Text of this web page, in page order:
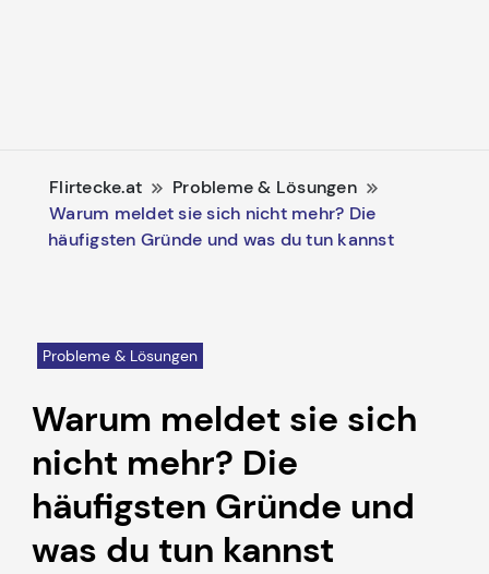
Flirtecke.at
Probleme & Lösungen
Warum meldet sie sich nicht mehr? Die
häufigsten Gründe und was du tun kannst
Probleme & Lösungen
Warum meldet sie sich
nicht mehr? Die
häufigsten Gründe und
was du tun kannst